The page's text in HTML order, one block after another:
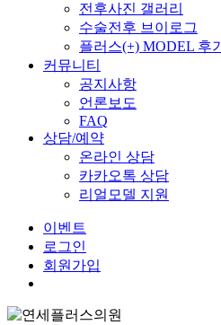
전후사진 갤러리
수술전후 브이로그
플러스(+) MODEL 후기
커뮤니티
공지사항
언론보도
FAQ
상담/예약
온라인 상담
카카오톡 상담
리얼모델 지원
이 벤 트
로그인
회원가입